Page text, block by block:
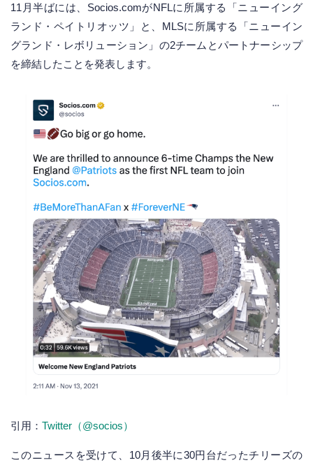
11月半ばには、Socios.comがNFLに所属する「ニューイング
ランド・ペイトリオッツ」と、MLSに所属する「ニューイン
グランド・レボリューション」の2チームとパートナーシップ
を締結したことを発表します。
引用： Twitter（@socios）
このニュースを受けて、10月後半に30円台だったチリーズの